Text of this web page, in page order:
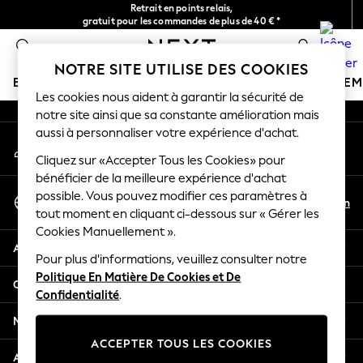
Retrait en points relais,
gratuit pour les commandes de plus de 40 € *
Livraison en 2-3 jours ouvrés*
BOUTIQUE VACANCES
HOLIDAY SHOP
Women's Holiday Shop
All Swimwear
All Beachwear
Bags & Accessories
Beach Dresses & Kaftans
Dresses
Flip Flops
Sliders
Jumpsuits & Playsuits
Linen Collection
Sandals
An error occurred on client
Nos réseaux sociaux
Mon compte
Connexion à votre compte
Sélectionnez Votre Langue
Français
En
Aide
Confidentialité et mentions légales
Ministères
Autres services
NOTRE SITE UTILISE DES COOKIES
Les cookies nous aident à garantir la sécurité de
notre site ainsi que sa constante amélioration mais
aussi à personnaliser votre expérience d'achat.
Cliquez sur «Accepter Tous les Cookies» pour
bénéficier de la meilleure expérience d'achat
possible. Vous pouvez modifier ces paramètres à
tout moment en cliquant ci-dessous sur « Gérer les
Cookies Manuellement ».
Pour plus d'informations, veuillez consulter notre
Politique En Matière De Cookies et De
Confidentialité.
ACCEPTER TOUS LES COOKIES